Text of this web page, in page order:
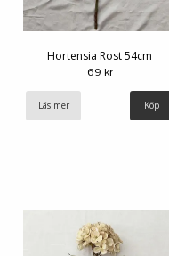
Hortensia Rost 54cm
69 kr
Läs mer